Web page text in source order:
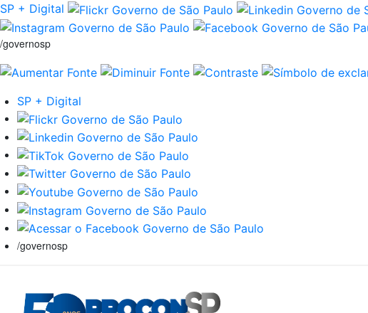
SP + Digital
/governosp
SP + Digital
/governosp